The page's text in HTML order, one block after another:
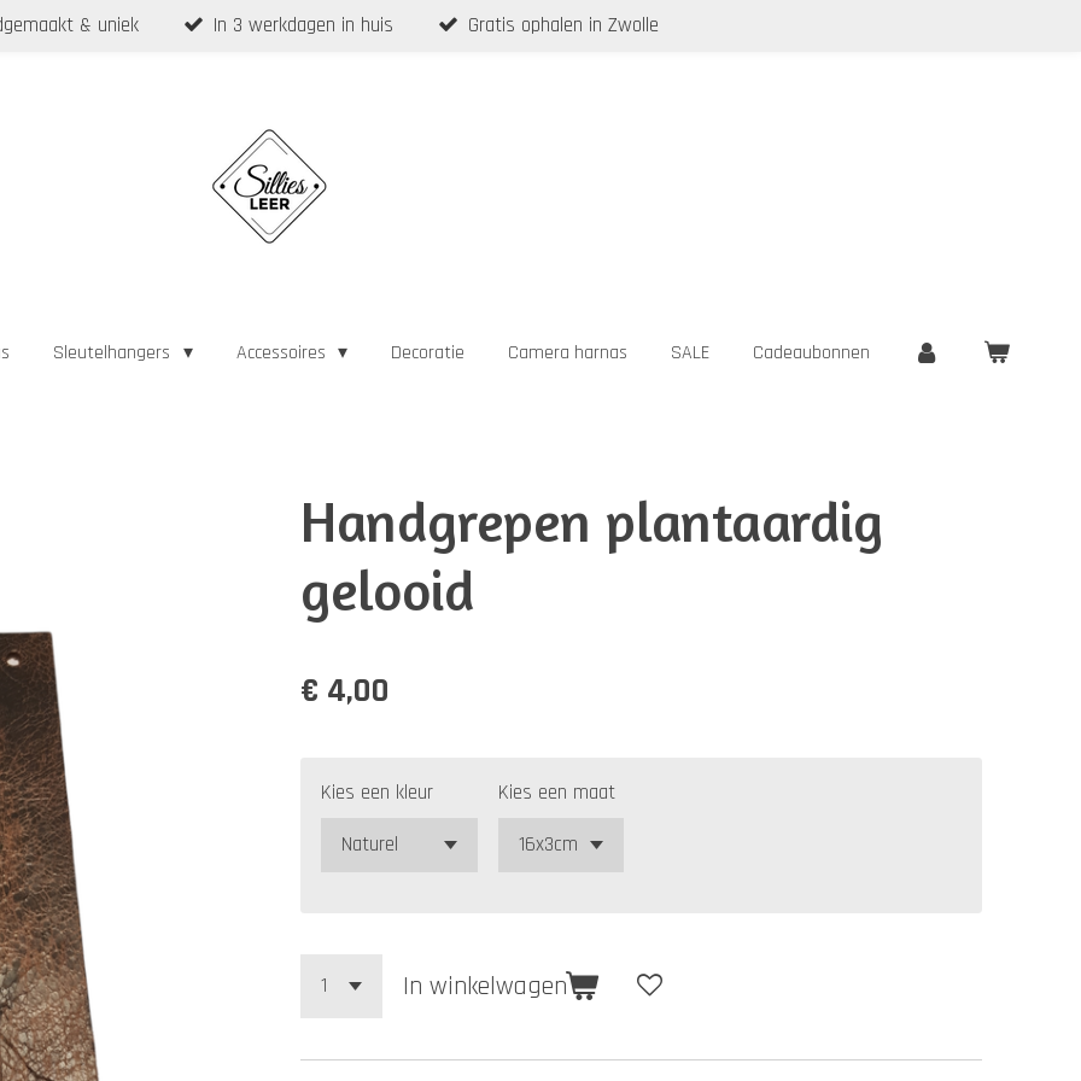
& uniek In 3 werkdagen in huis Gratis ophalen in Zwolle
Sleutelhangers Accessoires Decoratie Camera harnas SALE Cadeaubonnen
Handgrepen plantaardig
gelooid
€ 4,00
Kies een kleur Kies een maat
In winkelwagen